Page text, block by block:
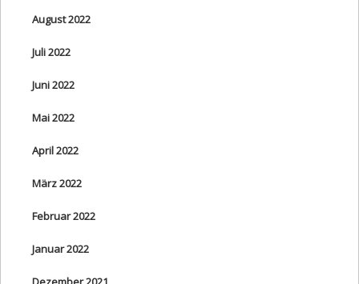
August 2022
Juli 2022
Juni 2022
Mai 2022
April 2022
März 2022
Februar 2022
Januar 2022